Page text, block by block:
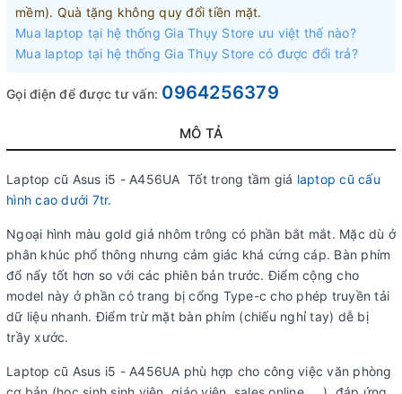
mềm). Quà tặng không quy đổi tiền mặt.
Mua laptop tại hệ thống Gia Thụy Store ưu việt thế nào?
Mua laptop tại hệ thống Gia Thụy Store có được đổi trả?
Gọi điện để được tư vấn: 0964256379
MÔ TẢ
Laptop cũ Asus i5 - A456UA Tốt trong tầm giá laptop cũ cấu
hình cao dưới 7tr.
Ngoại hình màu gold giả nhôm trông có phần bắt mắt. Mặc dù ở
phân khúc phổ thông nhưng cảm giác khá cứng cáp. Bàn phím
đổ nẩy tốt hơn so với các phiên bản trước. Điểm cộng cho
model này ở phần có trang bị cổng Type-c cho phép truyền tải
dữ liệu nhanh. Điểm trừ mặt bàn phím (chiếu nghỉ tay) dễ bị
trầy xước.
Laptop cũ Asus i5 - A456UA phù hợp cho công việc văn phòng